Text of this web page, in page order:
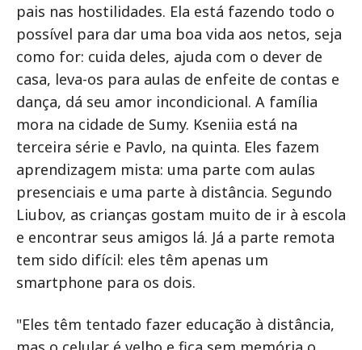
pais nas hostilidades. Ela está fazendo todo o
possível para dar uma boa vida aos netos, seja
como for: cuida deles, ajuda com o dever de
casa, leva-os para aulas de enfeite de contas e
dança, dá seu amor incondicional. A família
mora na cidade de Sumy. Kseniia está na
terceira série e Pavlo, na quinta. Eles fazem
aprendizagem mista: uma parte com aulas
presenciais e uma parte à distância. Segundo
Liubov, as crianças gostam muito de ir à escola
e encontrar seus amigos lá. Já a parte remota
tem sido difícil: eles têm apenas um
smartphone para os dois.
"Eles têm tentado fazer educação à distância,